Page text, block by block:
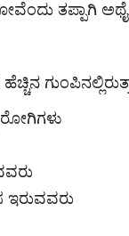
ತಪ್ಪಾಗಿ
ಇರುವವರು